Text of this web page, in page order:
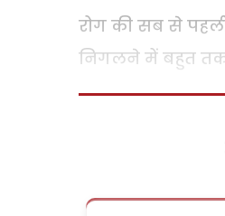
रोग की सब से
निगलने में बहुत